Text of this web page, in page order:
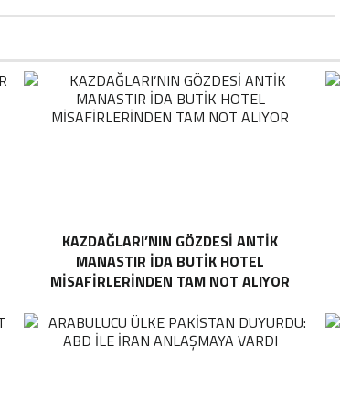
KAZDAĞLARI’NIN GÖZDESI ANTIK
MANASTIR İDA BUTIK HOTEL
MISAFIRLERINDEN TAM NOT ALIYOR